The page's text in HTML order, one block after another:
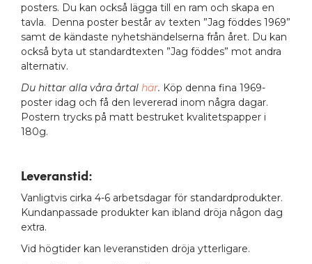
posters. Du kan också lägga till en ram och skapa en
tavla. Denna poster består av texten ”Jag föddes 1969”
samt de kändaste nyhetshändelserna från året. Du kan
också byta ut standardtexten ”Jag föddes” mot andra
alternativ.
Du hittar alla våra årtal här. Köp denna fina 1969-
poster idag och få den levererad inom några dagar.
Postern trycks på matt bestruket kvalitetspapper i
180g.
Leveranstid:
Vanligtvis cirka 4-6 arbetsdagar för standardprodukter.
Kundanpassade produkter kan ibland dröja någon dag
extra.
Vid högtider kan leveranstiden dröja ytterligare.